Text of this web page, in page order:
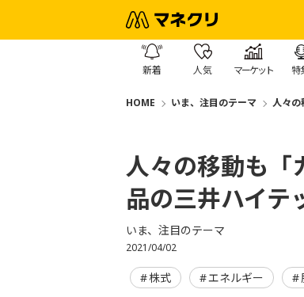
新着 人気 マーケット 特
HOME いま、注目のテーマ 人々の
人々の移動も
品の三井ハイテ
いま、注目のテーマ
2021/04/02
株式 エネルギー